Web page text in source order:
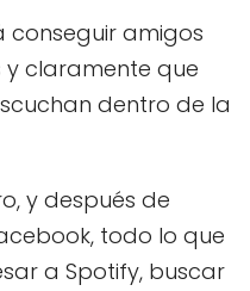
conseguir amigos
y claramente que
dentro de la
y después de
todo lo que
a Spotify, buscar